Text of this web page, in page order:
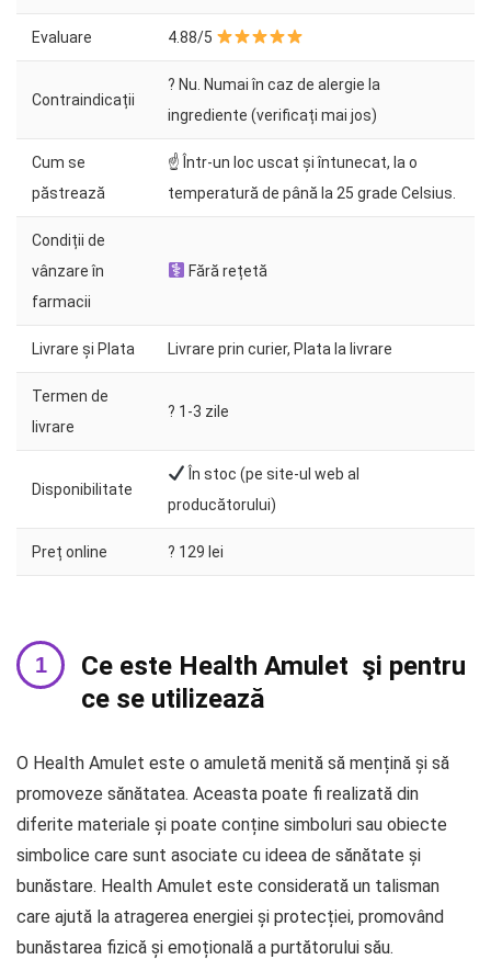
Evaluare 4.88/5
Contraindicații
? Nu. Numai în caz de alergie la
ingrediente (verificați mai jos)
Cum se
păstrează
☝ Într-un loc uscat și întunecat, la o
temperatură de până la 25 grade Celsius.
Condiții de
vânzare în
farmacii
Fără rețetă
Livrare și Plata Livrare prin curier, Plata la livrare
Termen de
livrare
?️ 1-3 zile
Disponibilitate
În stoc (pe site-ul web al
producătorului)
Preț online ? 129 lei
Ce este Health Amulet şi pentru
ce se utilizează
O Health Amulet este o amuletă menită să mențină și să
promoveze sănătatea. Aceasta poate fi realizată din
diferite materiale și poate conține simboluri sau obiecte
simbolice care sunt asociate cu ideea de sănătate și
bunăstare. Health Amulet este considerată un talisman
care ajută la atragerea energiei și protecției, promovând
bunăstarea fizică și emoțională a purtătorului său.